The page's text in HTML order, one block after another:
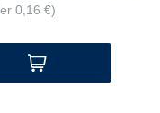
0,16 €)